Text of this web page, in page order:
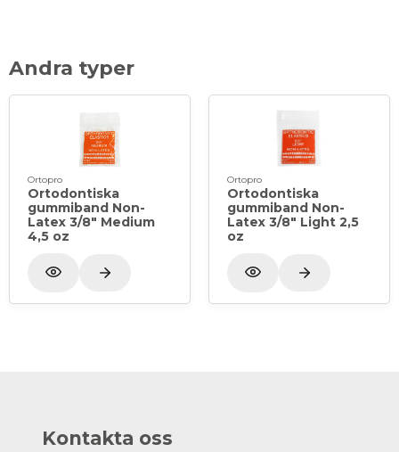
Andra typer
Ortopro
Ortodontiska
gummiband Non-
Latex 3/8" Medium
4,5 oz
Ortopro
Ortodontiska
gummiband Non-
Latex 3/8" Light 2,5
oz
Kontakta oss